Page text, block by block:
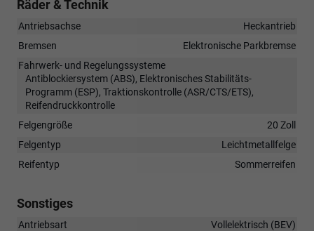
Räder & Technik
Antriebsachse
Heckantrieb
Bremsen
Elektronische Parkbremse
Fahrwerk- und Regelungssysteme
Antiblockiersystem (ABS), Elektronisches Stabilitäts-
Programm (ESP), Traktionskontrolle (ASR/CTS/ETS),
Reifendruckkontrolle
Felgengröße
20 Zoll
Felgentyp
Leichtmetallfelge
Reifentyp
Sommerreifen
Sonstiges
Antriebsart
Vollelektrisch (BEV)